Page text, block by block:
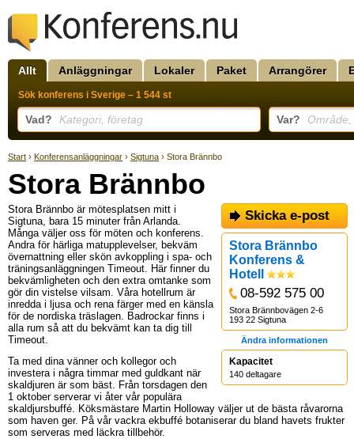
Allt Anläggningar Lokaler Paket Arrangörer
Sök konferens i Sverige – 1 544 st
Vad? Kategori, företag Var?
Start › Konferensanläggningar › Sigtuna › Stora Brännbo
Stora Brännbo
Skicka e-post
Stora Brännbo
Konferens &
Hotell
08-592 575 00
Stora Brännbovägen 2-6
193 22 Sigtuna
Ändra informationen
Kapacitet
140 deltagare
Stora Brännbo är mötesplatsen mitt i
Sigtuna, bara 15 minuter från Arlanda.
Många väljer oss för möten och konferens.
Andra för härliga matupplevelser, bekväm
övernattning eller skön avkoppling i spa- och
träningsanläggningen Timeout. Här finner du
bekvämligheten och den extra omtanke som
gör din vistelse vilsam. Våra hotellrum är
inredda i ljusa och rena färger med en känsla
för de nordiska träslagen. Badrockar finns i
alla rum så att du bekvämt kan ta dig till
Timeout.
Ta med dina vänner och kollegor och
investera i några timmar med guldkant när
skaldjuren är som bäst. Från torsdagen den
1 oktober serverar vi åter vår populära
skaldjursbuffé. Köksmästare Martin Holloway väljer ut de bästa råvarorna
som haven ger. På vår vackra ekbuffé botaniserar du bland havets frukter
som serveras med läckra tillbehör.